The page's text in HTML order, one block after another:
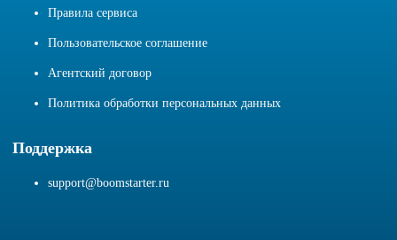
Правила сервиса
Пользовательское соглашение
Агентский договор
Политика обработки персональных данных
Поддержка
support@boomstarter.ru